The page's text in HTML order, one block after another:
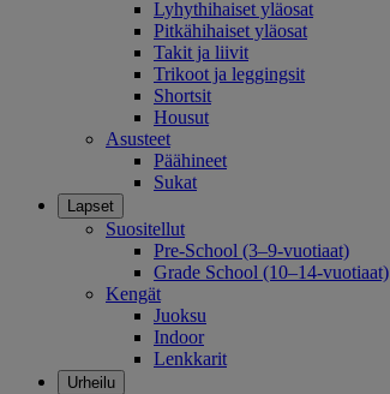
Lyhythihaiset yläosat
Pitkähihaiset yläosat
Takit ja liivit
Trikoot ja leggingsit
Shortsit
Housut
Asusteet
Päähineet
Sukat
Lapset
Suositellut
Pre-School (3–9-vuotiaat)
Grade School (10–14-vuotiaat)
Kengät
Juoksu
Indoor
Lenkkarit
Urheilu